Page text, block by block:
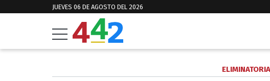
JUEVES 06 DE AGOSTO DEL 2026